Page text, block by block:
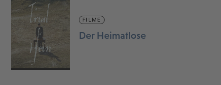
FILME
Der Heimatlose